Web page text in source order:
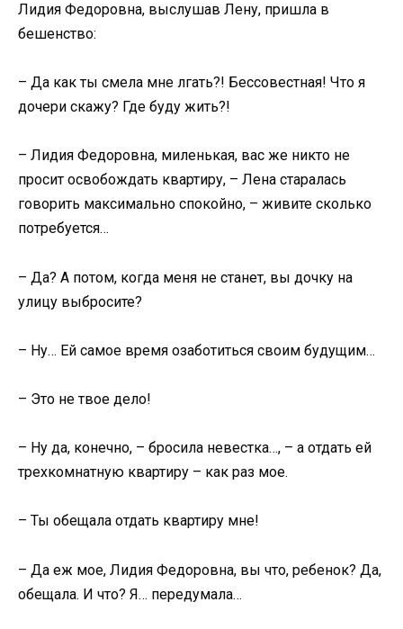
Лидия Федоровна, выслушав Лену, пришла в
бешенство:
– Да как ты смела мне лгать?! Бессовестная! Что я
дочери скажу? Где буду жить?!
– Лидия Федоровна, миленькая, вас же никто не
просит освобождать квартиру, – Лена старалась
говорить максимально спокойно, – живите сколько
потребуется…
– Да? А потом, когда меня не станет, вы дочку на
улицу выбросите?
– Ну… Ей самое время озаботиться своим будущим…
– Это не твое дело!
– Ну да, конечно, – бросила невестка…, – а отдать ей
трехкомнатную квартиру – как раз мое.
– Ты обещала отдать квартиру мне!
– Да еж мое, Лидия Федоровна, вы что, ребенок? Да,
обещала. И что? Я… передумала…